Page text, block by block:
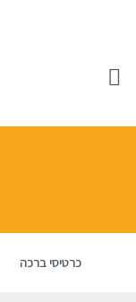
כרטיסי ברכה